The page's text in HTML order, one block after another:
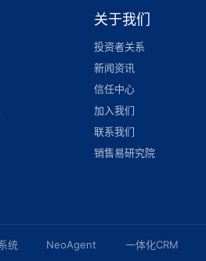
关于我们
投资者关系
新闻资讯
信任中心
加入我们
联系我们
销售易研究院
统
NeoAgent
一体化CRM